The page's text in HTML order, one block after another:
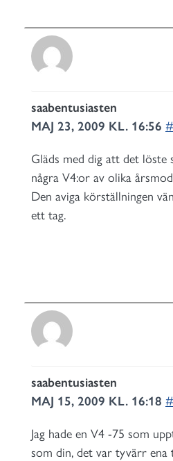
saabentusiasten
MAJ 23, 2009 KL. 16:56
Gläds med dig att det löste
några V4:or av olika
Den aviga körställningen
ett tag.
saabentusiasten
MAJ 15, 2009 KL. 16:18
Jag hade en V4 -75 som
som din, det var tyvärr ena